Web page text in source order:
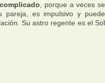
, porque a veces se
es impulsivo y puede
Su astro regente es el Sol